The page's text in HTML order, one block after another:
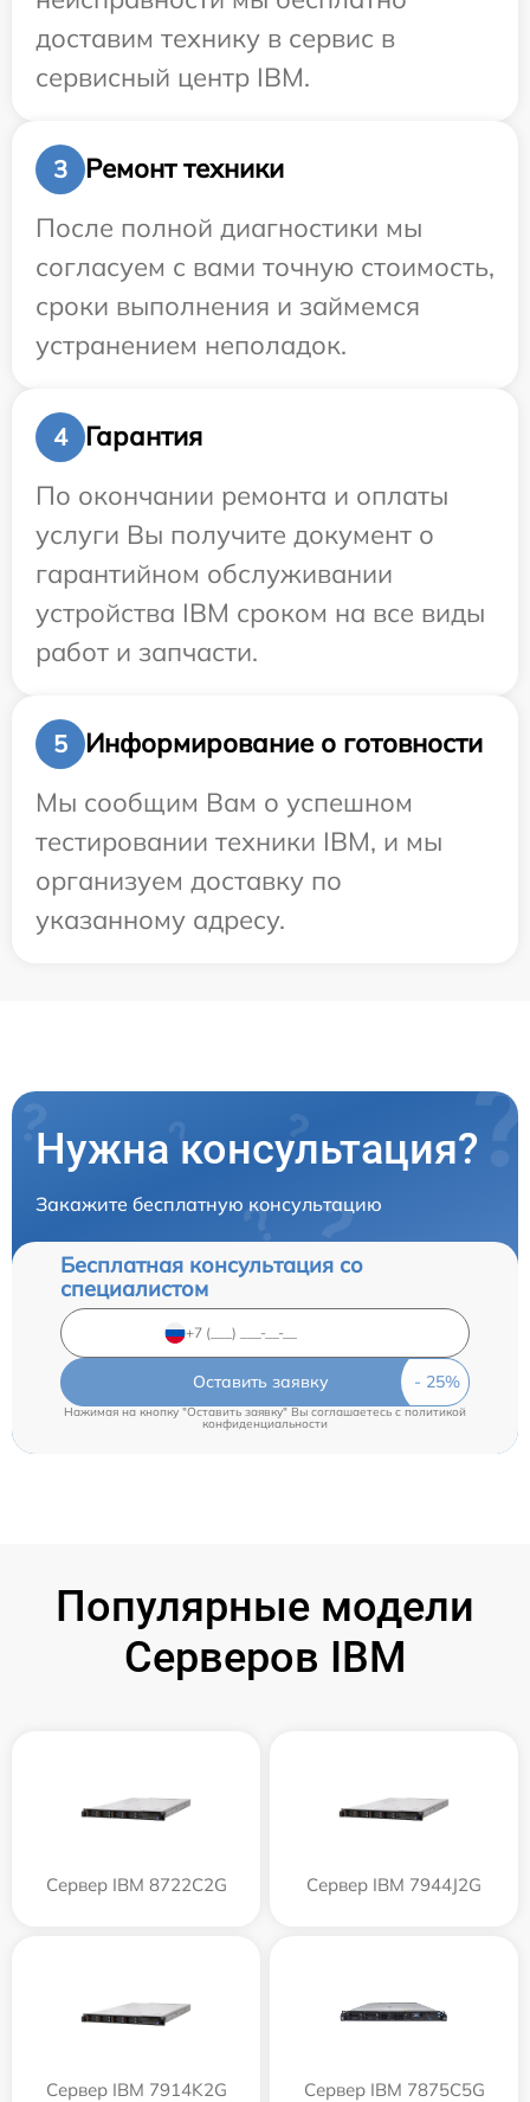
доставим технику в сервис в
сервисный центр IBM.
3
Ремонт техники
После полной диагностики мы
согласуем с вами точную стоимость,
сроки выполнения и займемся
устранением неполадок.
4
Гарантия
По окончании ремонта и оплаты
услуги Вы получите документ о
гарантийном обслуживании
устройства IBM сроком на все виды
работ и запчасти.
5
Информирование о готовности
Мы сообщим Вам о успешном
тестировании техники IBM, и мы
организуем доставку по
указанному адресу.
Нужна консультация?
Закажите бесплатную консультацию
Бесплатная консультация со
специалистом
Оставить заявку
Нажимая на кнопку "Оставить заявку" Вы соглашаетесь cполитикой
конфиденциальности
Популярные модели
Серверов IBM
Сервер IBM 8722C2G Сервер IBM 7944J2G
Сервер IBM 7914K2G Сервер IBM 7875C5G